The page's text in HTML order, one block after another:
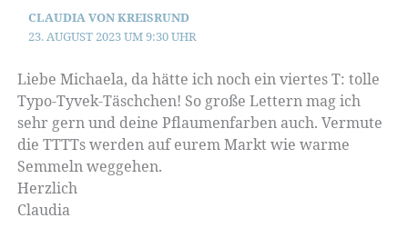
CLAUDIA VON KREISRUND
23. AUGUST 2023 UM 9:30 UHR
Liebe Michaela, da hätte ich noch ein viertes T: tolle
Typo-Tyvek-Täschchen! So große Lettern mag ich
sehr gern und deine Pflaumenfarben auch. Vermute
die TTTTs werden auf eurem Markt wie warme
Semmeln weggehen.
Herzlich
Claudia